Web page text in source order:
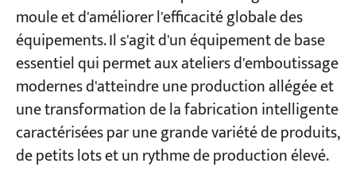
moule et d'améliorer l'efficacité globale des
équipements. Il s'agit d'un équipement de base
essentiel qui permet aux ateliers d'emboutissage
modernes d'atteindre une production allégée et
une transformation de la fabrication intelligente
caractérisées par une grande variété de produits,
de petits lots et un rythme de production élevé.